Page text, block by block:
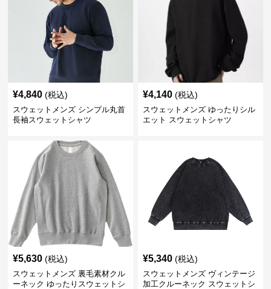
¥4,840 (税込)
スウェットメンズ シンプル丸首
長袖スウェットシャツ
¥4,140 (税込)
スウェットメンズ ゆったりシル
エット スウェットシャツ
¥5,630 (税込)
スウェットメンズ 裏毛素材クル
ーネック ゆったりスウェットシ
¥5,340 (税込)
スウェットメンズ ヴィンテージ
加工クルーネック スウェットシ